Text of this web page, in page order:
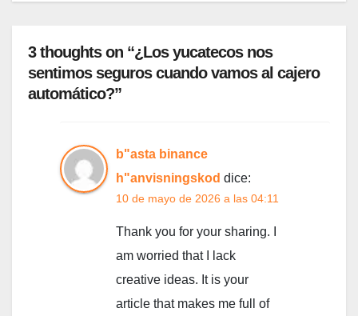
3 thoughts on “¿Los yucatecos nos
sentimos seguros cuando vamos al cajero
automático?”
b"asta binance
h"anvisningskod dice:
10 de mayo de 2026 a las 04:11
Thank you for your sharing. I
am worried that I lack
creative ideas. It is your
article that makes me full of